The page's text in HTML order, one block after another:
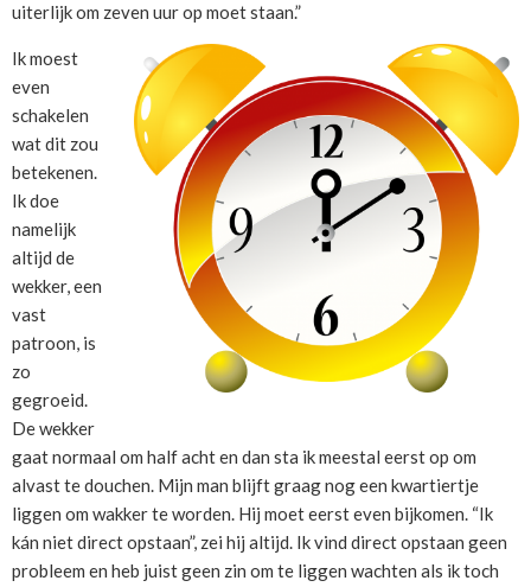
uiterlijk om zeven uur op moet staan.”
Ik moest
even
schakelen
wat dit zou
betekenen.
Ik doe
namelijk
altijd de
wekker, een
vast
patroon, is
zo
gegroeid.
De wekker
gaat normaal om half acht en dan sta ik meestal eerst op om
alvast te douchen. Mijn man blijft graag nog een kwartiertje
liggen om wakker te worden. Hij moet eerst even bijkomen. “Ik
kán niet direct opstaan”, zei hij altijd. Ik vind direct opstaan geen
probleem en heb juist geen zin om te liggen wachten als ik toch